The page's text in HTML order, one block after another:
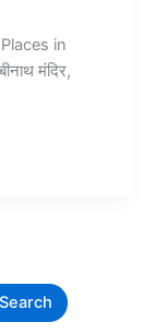
in
मंदिर,
Search